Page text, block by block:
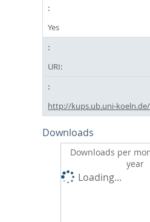
Yes
URI:
http://kups.ub.uni-
Downloads
Downloads per
year
Loading...